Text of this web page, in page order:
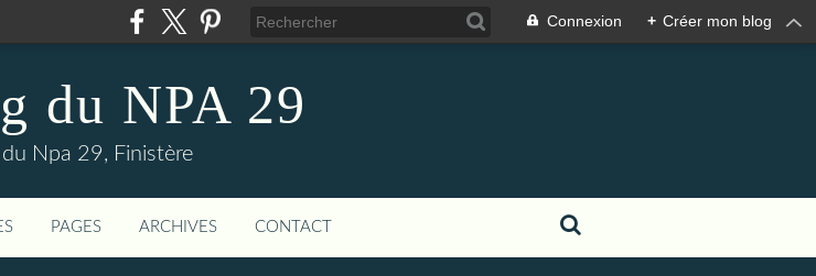
Connexion + Créer mon blog
du NPA 29
du Npa 29, Finistère
PAGES ARCHIVES CONTACT